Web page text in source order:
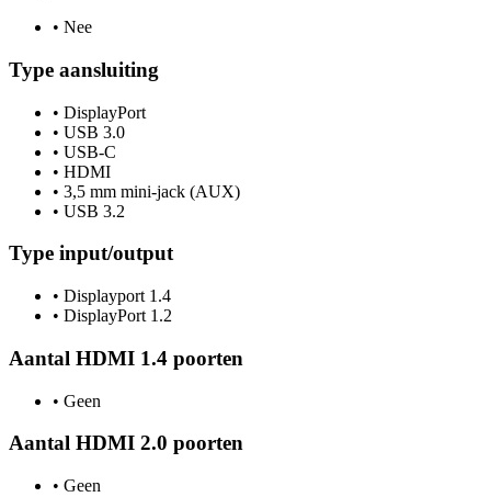
• Nee
Type aansluiting
• DisplayPort
• USB 3.0
• USB-C
• HDMI
• 3,5 mm mini-jack (AUX)
• USB 3.2
Type input/output
• Displayport 1.4
• DisplayPort 1.2
Aantal HDMI 1.4 poorten
• Geen
Aantal HDMI 2.0 poorten
• Geen